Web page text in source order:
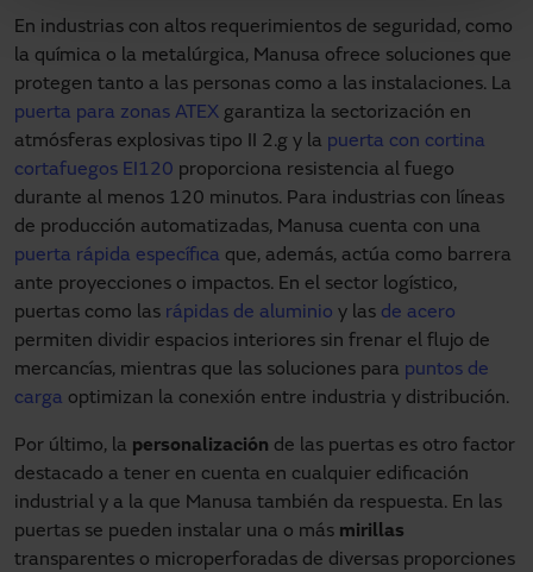
En industrias con altos requerimientos de seguridad, como
la química o la metalúrgica, Manusa ofrece soluciones que
protegen tanto a las personas como a las instalaciones. La
puerta para zonas ATEX garantiza la sectorización en
atmósferas explosivas tipo II 2.g y la puerta con cortina
cortafuegos EI120 proporciona resistencia al fuego
durante al menos 120 minutos. Para industrias con líneas
de producción automatizadas, Manusa cuenta con una
puerta rápida específica que, además, actúa como barrera
ante proyecciones o impactos. En el sector logístico,
puertas como las rápidas de aluminio y las de acero
permiten dividir espacios interiores sin frenar el flujo de
mercancías, mientras que las soluciones para puntos de
carga optimizan la conexión entre industria y distribución.
Por último, la personalización de las puertas es otro factor
destacado a tener en cuenta en cualquier edificación
industrial y a la que Manusa también da respuesta. En las
puertas se pueden instalar una o más mirillas
transparentes o microperforadas de diversas proporciones